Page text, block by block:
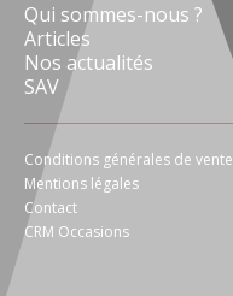
Qui sommes-nous ?
Articles
Nos actualités
SAV
Conditions générales de vente
Mentions légales
Contact
CRM Occasions